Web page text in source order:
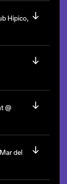
Capital.
Hipico,
San Martín,
@
del